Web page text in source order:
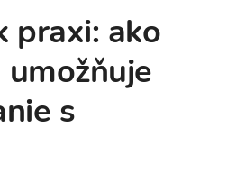
praxi: ako
s